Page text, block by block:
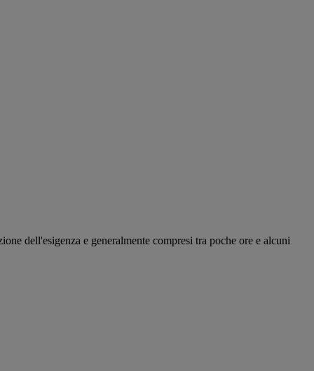
dell'esigenza e generalmente compresi tra poche ore e alcuni